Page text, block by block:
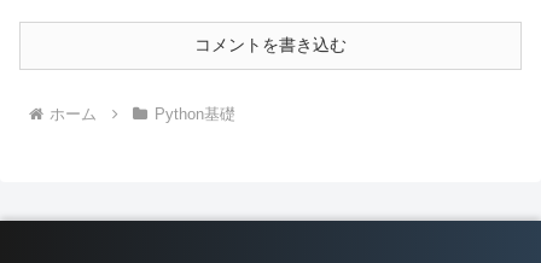
コメントを書き込む
ホーム Python基礎